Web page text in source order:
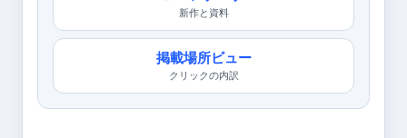
新作と資料
掲載場所ビュー
クリックの内訳